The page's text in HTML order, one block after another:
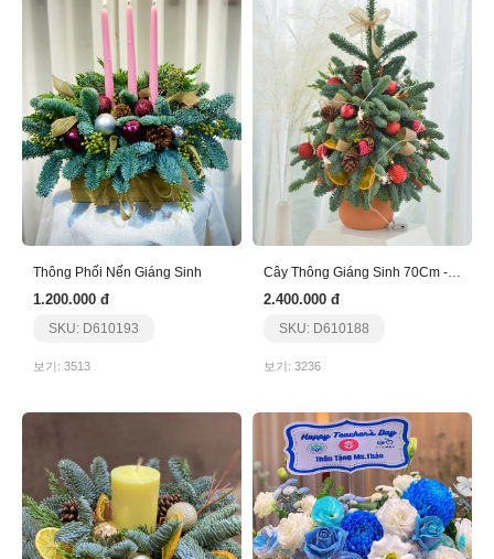
Thông Phối Nến Giáng Sinh
1.200.000 đ
SKU: D610193
보기: 3513
Cây Thông Giáng Sinh 70Cm - Nhập Khẩu
2.400.000 đ
SKU: D610188
보기: 3236